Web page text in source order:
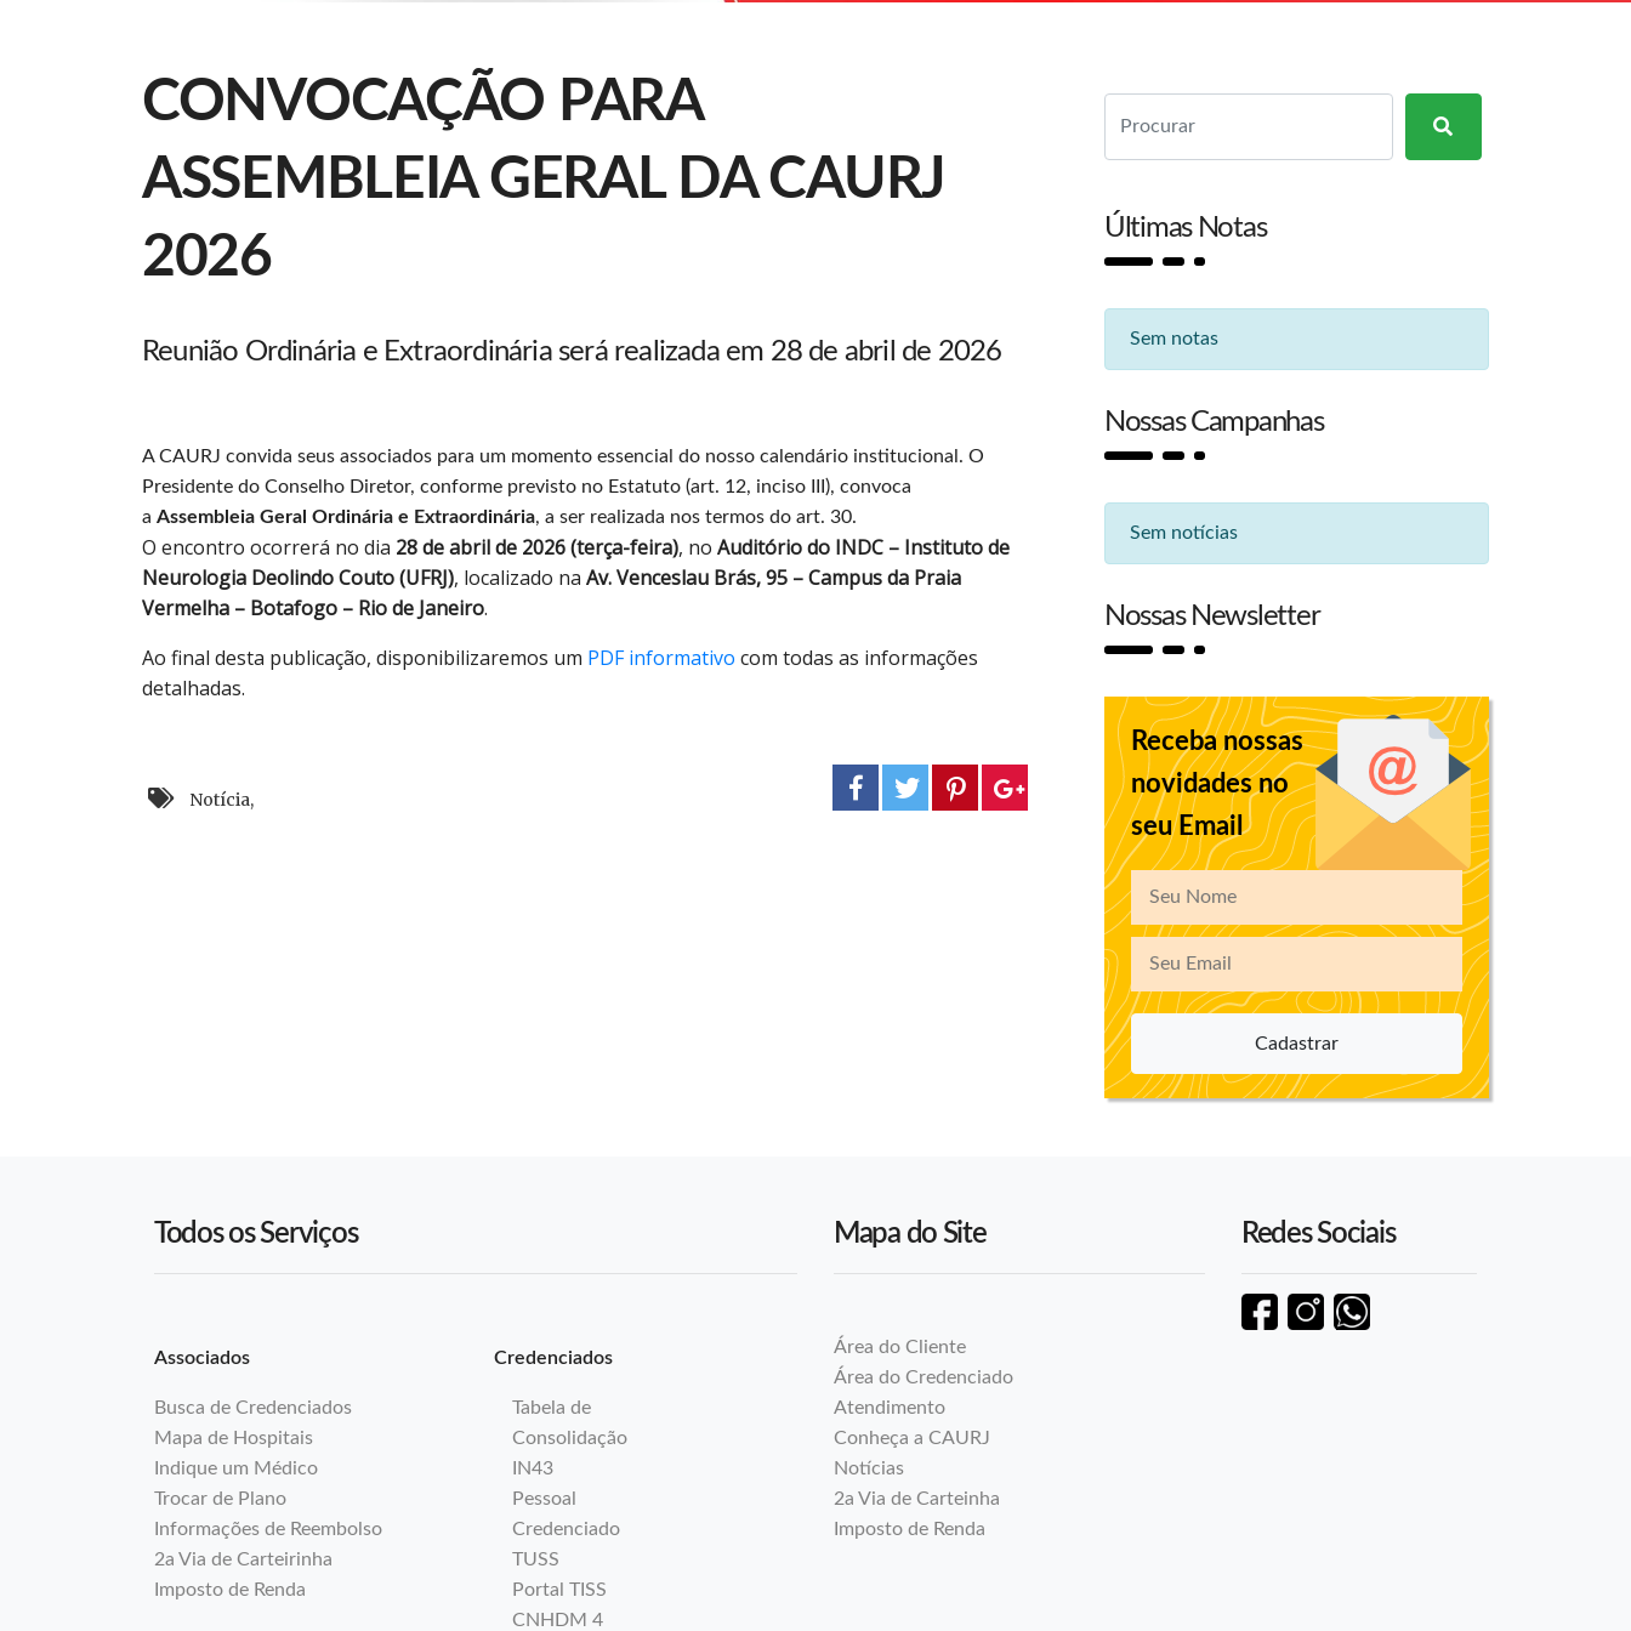
CONVOCAÇÃO PARA
ASSEMBLEIA GERAL DA CAURJ
2026
Reunião Ordinária e Extraordinária será realizada em 28 de abril de 2026
A CAURJ convida seus associados para um momento essencial do nosso calendário institucional. O
Presidente do Conselho Diretor, conforme previsto no Estatuto (art. 12, inciso III), convoca
a Assembleia Geral Ordinária e Extraordinária, a ser realizada nos termos do art. 30.
O encontro ocorrerá no dia 28 de abril de 2026 (terça-feira), no Auditório do INDC – Instituto de
Neurologia Deolindo Couto (UFRJ), localizado na Av. Venceslau Brás, 95 – Campus da Praia
Vermelha – Botafogo – Rio de Janeiro.
Ao final desta publicação, disponibilizaremos um PDF informativo com todas as informações
detalhadas.
Notícia,
Últimas Notas
Sem notas
Nossas Campanhas
Sem notícias
Nossas Newsletter
Receba nossas
novidades no
seu Email
Cadastrar
Todos os Serviços
Associados
Busca de Credenciados
Mapa de Hospitais
Indique um Médico
Trocar de Plano
Informações de Reembolso
2a Via de Carteirinha
Imposto de Renda
Credenciados
Tabela de
Consolidação
IN43
Pessoal
Credenciado
TUSS
Portal TISS
CNHDM 4
Mapa do Site
Área do Cliente
Área do Credenciado
Atendimento
Conheça a CAURJ
Notícias
2a Via de Carteinha
Imposto de Renda
Redes Sociais